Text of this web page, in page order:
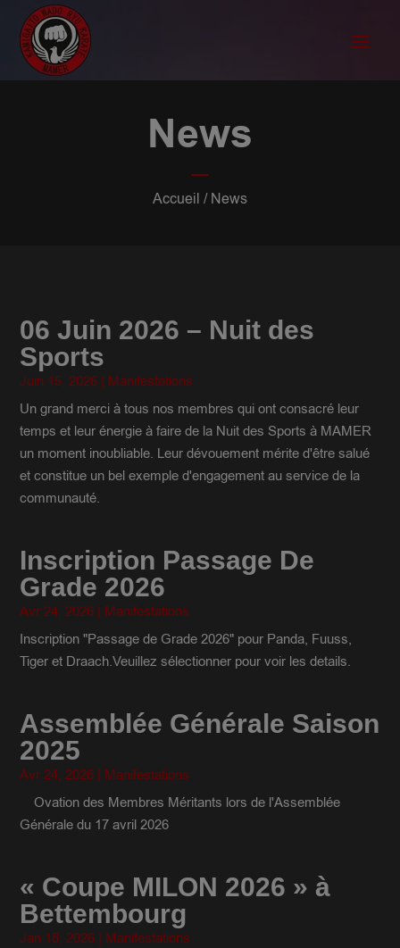
News
Accueil / News
06 Juin 2026 – Nuit des
Sports
Juin 15, 2026 | Manifestations
Un grand merci à tous nos membres qui ont consacré leur
temps et leur énergie à faire de la Nuit des Sports à MAMER
un moment inoubliable. Leur dévouement mérite d'être salué
et constitue un bel exemple d'engagement au service de la
communauté.
Inscription Passage De
Grade 2026
Avr 24, 2026 | Manifestations
Inscription "Passage de Grade 2026" pour Panda, Fuuss,
Tiger et Draach.Veuillez sélectionner pour voir les details.
Assemblée Générale Saison
2025
Avr 24, 2026 | Manifestations
Ovation des Membres Méritants lors de l'Assemblée
Générale du 17 avril 2026
« Coupe MILON 2026 » à
Bettembourg
Jan 18, 2026 | Manifestations